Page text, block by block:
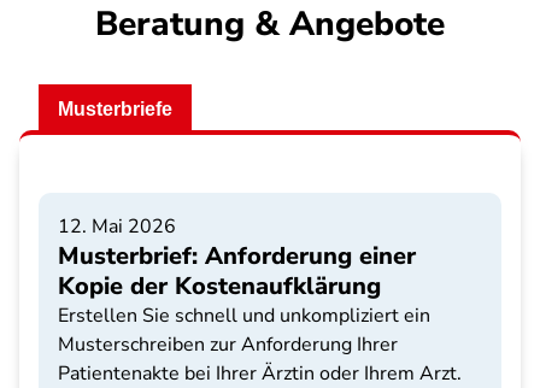
Beratung & Angebote
Musterbriefe
12. Mai 2026
Musterbrief: Anforderung einer
Kopie der Kostenaufklärung
Erstellen Sie schnell und unkompliziert ein
Musterschreiben zur Anforderung Ihrer
Patientenakte bei Ihrer Ärztin oder Ihrem Arzt.